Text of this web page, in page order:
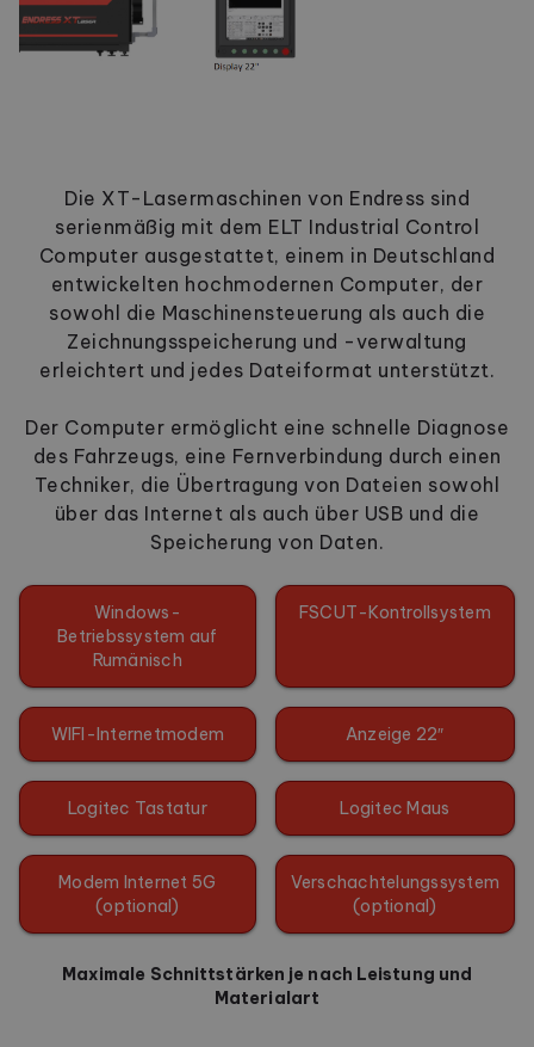
Die XT-Lasermaschinen von Endress sind
serienmäßig mit dem ELT Industrial Control
Computer ausgestattet, einem in Deutschland
entwickelten hochmodernen Computer, der
sowohl die Maschinensteuerung als auch die
Zeichnungsspeicherung und -verwaltung
erleichtert und jedes Dateiformat unterstützt.
Der Computer ermöglicht eine schnelle Diagnose
des Fahrzeugs, eine Fernverbindung durch einen
Techniker, die Übertragung von Dateien sowohl
über das Internet als auch über USB und die
Speicherung von Daten.
Windows-
Betriebssystem auf
Rumänisch
FSCUT-Kontrollsystem
WIFI-Internetmodem Anzeige 22″
Logitec Tastatur Logitec Maus
Modem Internet 5G
(optional)
Verschachtelungssystem
(optional)
Maximale Schnittstärken je nach Leistung und
Materialart